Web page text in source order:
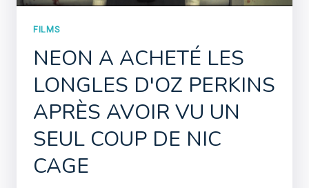
FILMS
NEON A ACHETÉ LES
LONGLES D'OZ PERKINS
APRÈS AVOIR VU UN
SEUL COUP DE NIC
CAGE